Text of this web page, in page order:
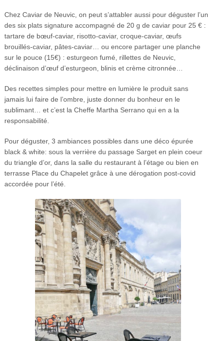
Chez Caviar de Neuvic, on peut s’attabler aussi pour déguster l’un
des six plats signature accompagné de 20 g de caviar pour 25 € :
tartare de bœuf-caviar, risotto-caviar, croque-caviar, œufs
brouillés-caviar, pâtes-caviar… ou encore partager une planche
sur le pouce (15€) : esturgeon fumé, rillettes de Neuvic,
déclinaison d’œuf d’esturgeon, blinis et crème citronnée…
Des recettes simples pour mettre en lumière le produit sans
jamais lui faire de l’ombre, juste donner du bonheur en le
sublimant… et c’estla Cheffe Martha Serrano qui en a la
responsabilité.
Pour déguster, 3 ambiances possibles dans une déco épurée
black & white: sous la verrière du passage Sarget en plein coeur
du triangle d’or, dans la salle du restaurant à l’étage ou bien en
terrasse Place du Chapelet grâce à une dérogation post-covid
accordée pour l’été.